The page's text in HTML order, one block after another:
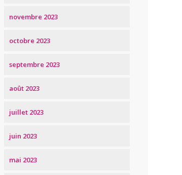
novembre 2023
octobre 2023
septembre 2023
août 2023
juillet 2023
juin 2023
mai 2023